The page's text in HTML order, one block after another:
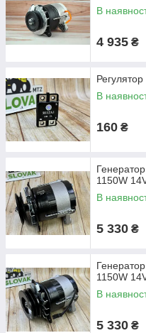
В
4 935 ₴
В
160 ₴
1150W
В
5 330 ₴
1150W
В
5 330 ₴